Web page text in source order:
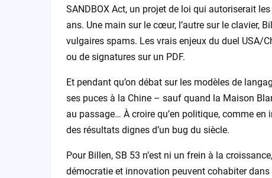
SANDBOX Act, un projet de loi qui autoriserait
ans. Une main sur le cœur, l’autre sur le clavier,
vulgaires spams. Les vrais enjeux du duel USA/
ou de signatures sur un PDF.
Et pendant qu’on débat sur les modèles de
ses puces à la Chine – sauf quand la Maison
au passage… À croire qu’en politique, comme
des résultats dignes d’un bug du siècle.
Pour Billen, SB 53 n’est ni un frein à la
démocratie et innovation peuvent cohabiter